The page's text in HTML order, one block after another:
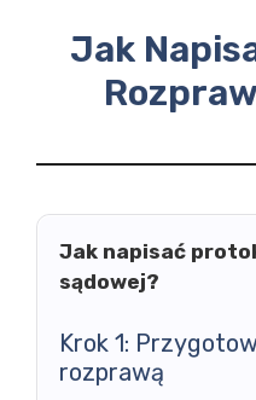
Jak
Jak napisać
sądowej?
Krok 1:
rozprawą